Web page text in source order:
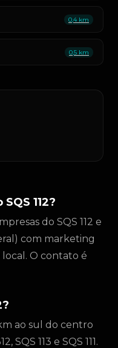
0,4 km
0,5 km
112?
do SQS 112 e
com marketing
local. O contato é
ao sul do centro
SQS 113 e SQS 111.